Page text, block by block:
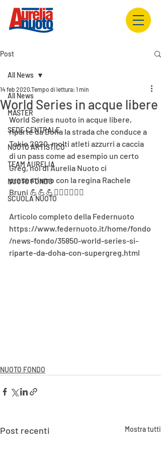
Post
All News
MASTER
SEDE CENTRALE
NUOTO ARTISTICO
TEAM AURELIA
NUOTO FONDO
SCUOLA NUOTO
All News
World Series in acque libere
14 feb 2020 Tempo di lettura: 1 min
World Series nuoto in acque libere,
riparte da Doha la strada che conduce a
Tokio 2020, molti atleti azzurri a caccia
di un pass come ad esempio un certo
Greg, noi di Aurelia Nuoto ci
presentiamo con la regina Rachele
Bruni 💪💪💪🏊‍♀🏊‍♀🏊‍♀
Articolo completo della Federnuoto
https://www.federnuoto.it/home/fondo
/news-fondo/35850-world-series-si-
riparte-da-doha-con-supergreg.html
NUOTO FONDO
Post recenti Mostra tutti